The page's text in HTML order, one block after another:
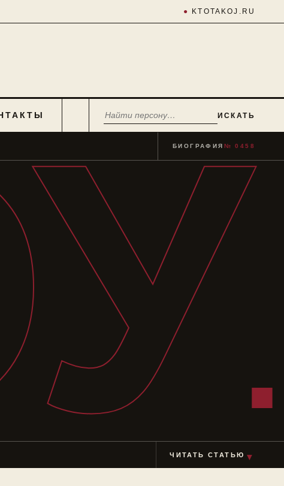
● KTOTAKOJ.RU
ИСКАТЬ
БИОГРАФИЯ № 0458
ЧИТАТЬ СТАТЬЮ ▼